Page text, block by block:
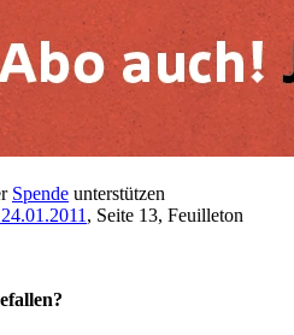
Spende unterstützen
, Seite 13, Feuilleton